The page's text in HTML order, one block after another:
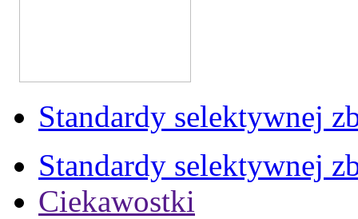
Standardy selektywnej
Standardy selektywnej
Ciekawostki